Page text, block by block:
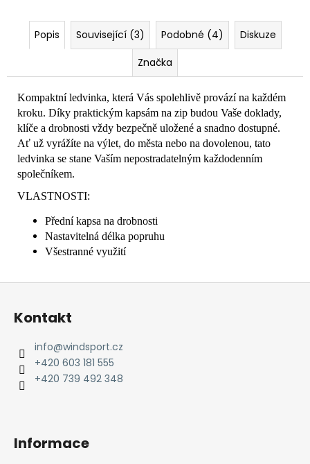
Popis Související (3) Podobné (4)
Diskuze
Značka
Kompaktní ledvinka, která Vás spolehlivě provází na každém
kroku. Díky praktickým kapsám na zip budou Vaše doklady,
klíče a drobnosti vždy bezpečně uložené a snadno dostupné.
Ať už vyrážíte na výlet, do města nebo na dovolenou, tato
ledvinka se stane Vaším nepostradatelným každodenním
společníkem.
VLASTNOSTI:
Přední kapsa na drobnosti
Nastavitelná délka popruhu
Všestranné využití
Z
Kontakt
info@windsport.cz
+420 603 181 555
+420 739 492 348
Informace